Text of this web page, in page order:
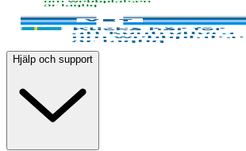
Hjälp och support